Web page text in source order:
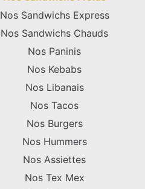
Nos Sandwichs Express
Nos Sandwichs Chauds
Nos Paninis
Nos Kebabs
Nos Libanais
Nos Tacos
Nos Burgers
Nos Hummers
Nos Assiettes
Nos Tex Mex